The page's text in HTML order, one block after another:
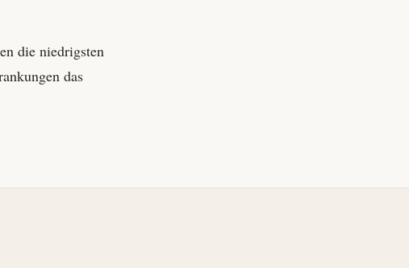
die niedrigsten
das